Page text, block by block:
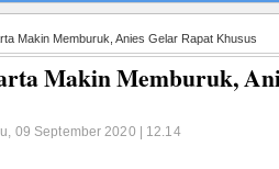
Makin Memburuk, Anies Gelar Rapat Khusus
Makin Memburuk,
09 September 2020 | 12.14